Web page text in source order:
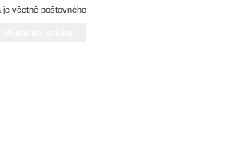
je včetně poštovného